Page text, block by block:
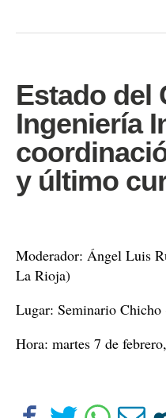
Estado del
Ingeniería
y último
Moderador: Ángel Luis
La Rioja)
Lugar: Seminario
Hora: martes 7 de